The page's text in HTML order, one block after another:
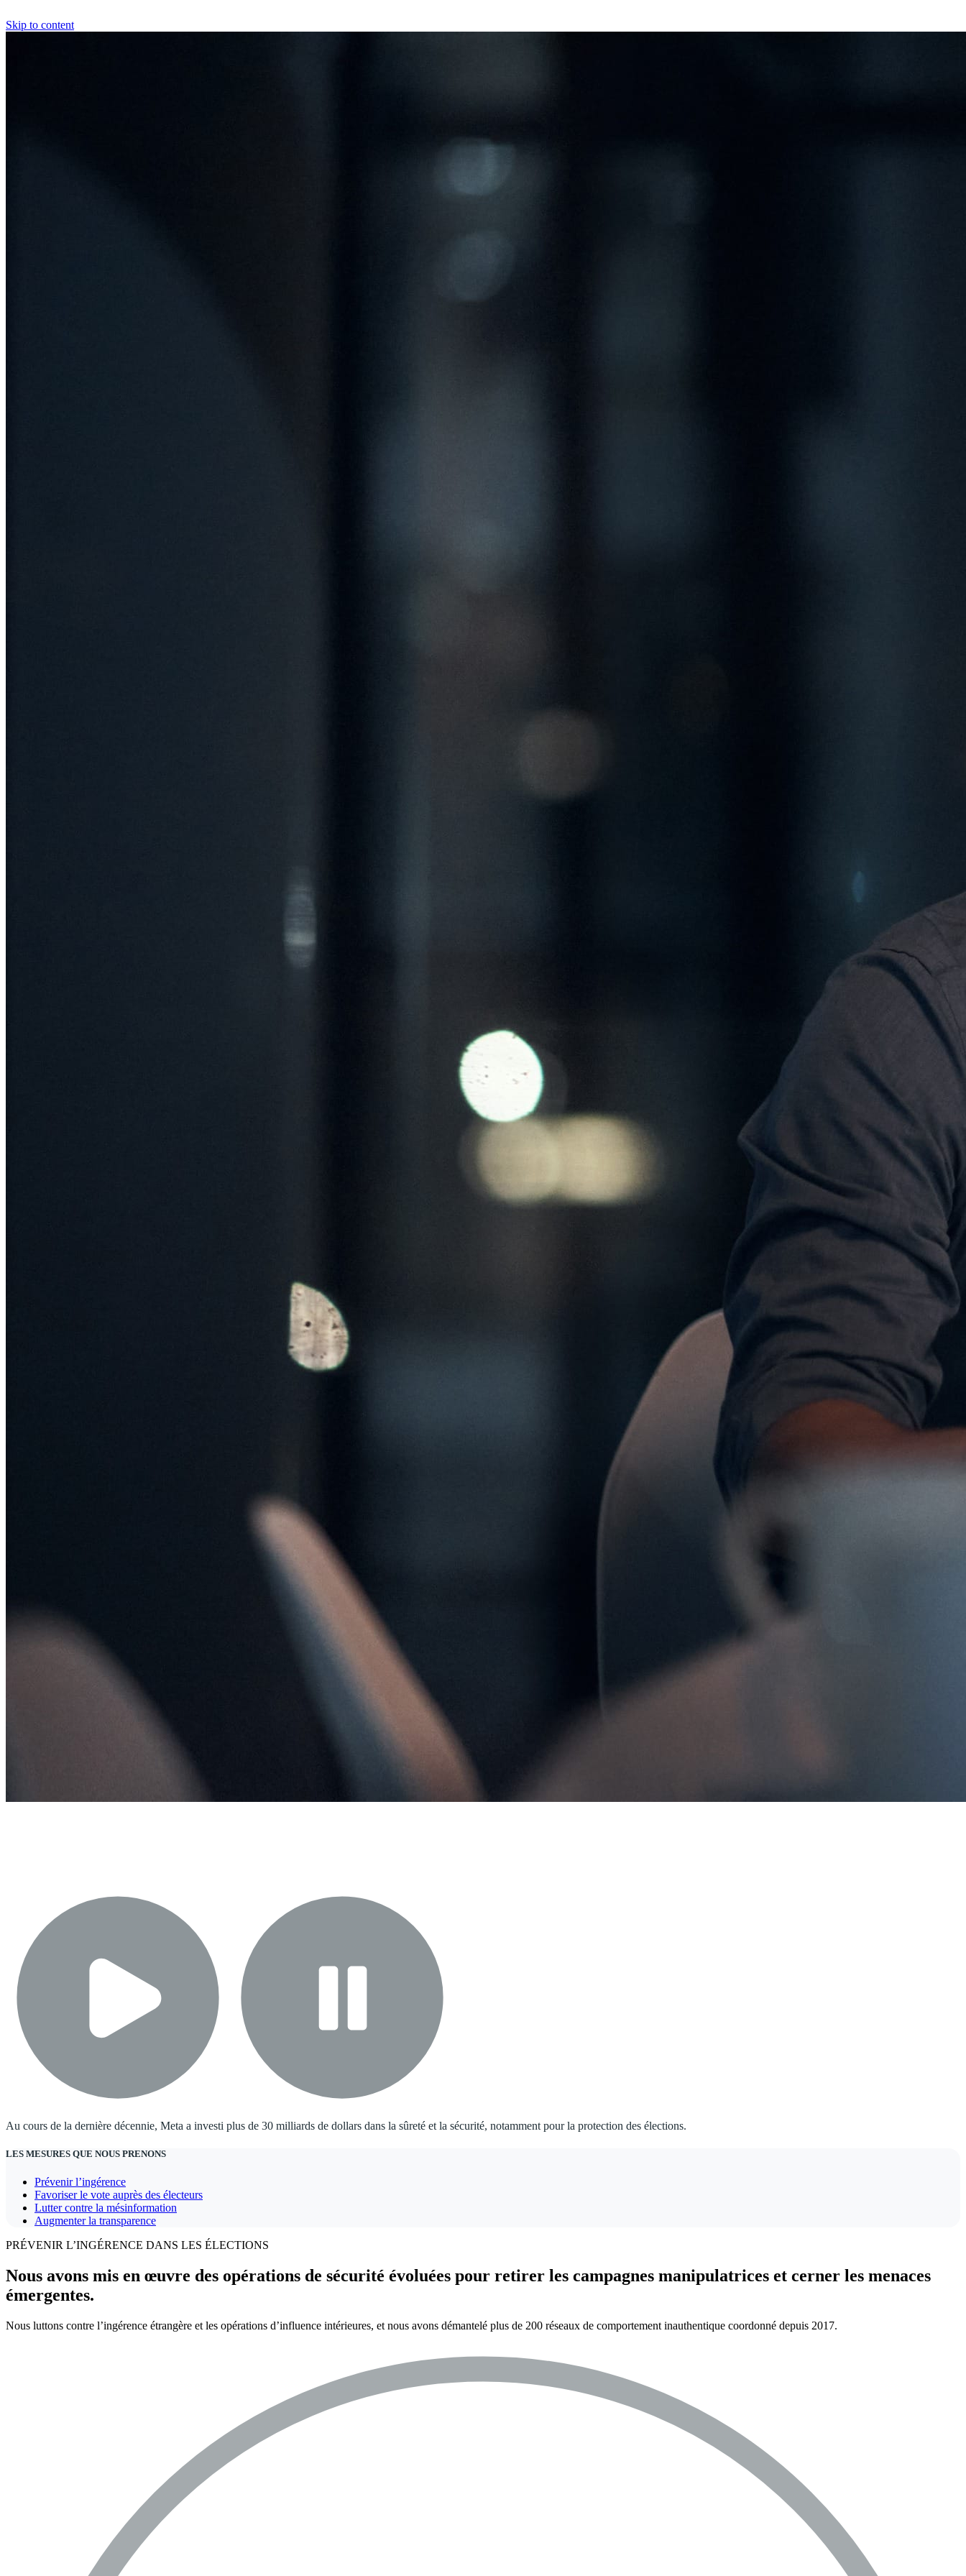
Skip to content
Au cours de la dernière décennie, Meta a investi plus de 30 milliards de dollars dans la sûreté et la sécurité, notamment pour la protection des élections.
LES MESURES QUE NOUS PRENONS
Prévenir l’ingérence
Favoriser le vote auprès des électeurs
Lutter contre la mésinformation
Augmenter la transparence
PRÉVENIR L’INGÉRENCE DANS LES ÉLECTIONS
Nous avons mis en œuvre des opérations de sécurité évoluées pour retirer les campagnes manipulatrices et cerner les menaces
émergentes.
Nous luttons contre l’ingérence étrangère et les opérations d’influence intérieures, et nous avons démantelé plus de 200 réseaux de comportement inauthentique coordonné depuis 2017.